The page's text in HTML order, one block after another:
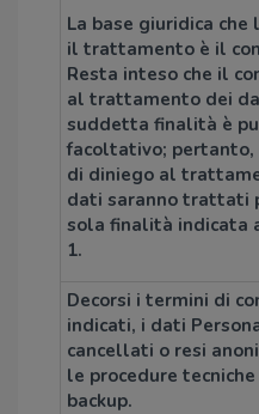
La base giuridica
il trattamento è il
Resta inteso che il
al trattamento dei
suddetta finalità è
facoltativo; pertanto,
di diniego al
dati saranno trattati
sola finalità indicata
1.
Decorsi i termini di
indicati, i dati
cancellati o resi
le procedure
backup.